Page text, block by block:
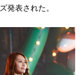
発表された。